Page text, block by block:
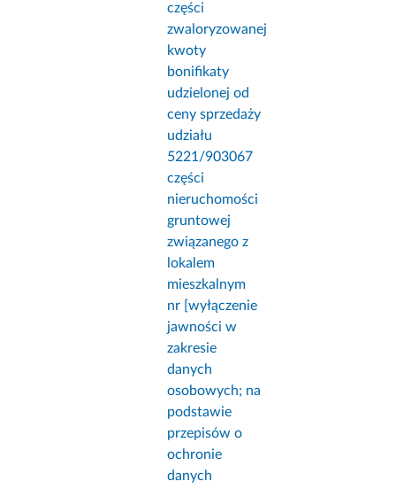
części
zwaloryzowanej
kwoty
bonifikaty
udzielonej od
ceny sprzedaży
udziału
5221/903067
części
nieruchomości
gruntowej
związanego z
lokalem
mieszkalnym
nr [wyłączenie
jawności w
zakresie
danych
osobowych; na
podstawie
przepisów o
ochronie
danych